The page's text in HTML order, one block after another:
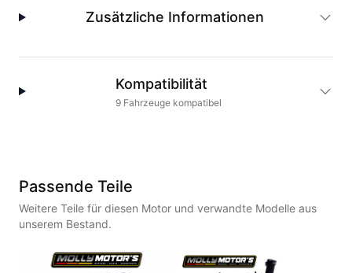
Zusätzliche Informationen
Kompatibilität
9 Fahrzeugekompatibel
Passende Teile
Weitere Teile für diesen Motor und verwandte Modelle aus
unserem Bestand.